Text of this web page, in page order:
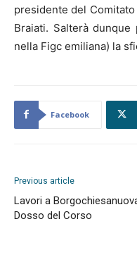
presidente del Comitato
Braiati. Salterà dunque
nella Figc emiliana) la
Facebook
Previous article
Lavori a
Dosso del Corso